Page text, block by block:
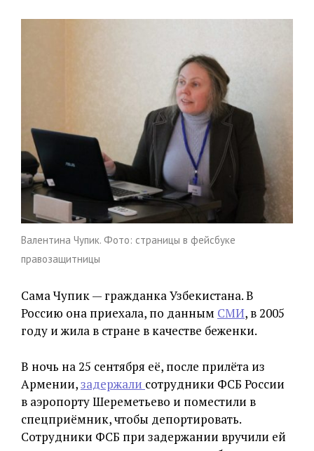
Валентина Чупик. Фото: страницы в фейсбуке
правозащитницы
Сама Чупик — гражданка Узбекистана. В
Россию она приехала, по данным СМИ, в 2005
году и жила в стране в качестве беженки.
В ночь на 25 сентября её, после прилёта из
Армении,задержали сотрудники ФСБ России
в аэропорту Шереметьево и поместили в
спецприёмник, чтобы депортировать.
Сотрудники ФСБ при задержании вручили ей